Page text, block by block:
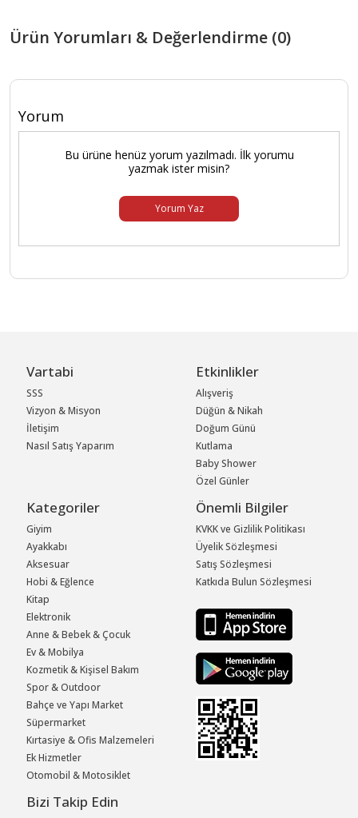
Ürün Yorumları & Değerlendirme (0)
Yorum
Bu ürüne henüz yorum yazılmadı. İlk yorumu
yazmak ister misin?
Yorum Yaz
Vartabi
SSS
Vizyon & Misyon
İletişim
Nasıl Satış Yaparım
Etkinlikler
Alışveriş
Düğün & Nikah
Doğum Günü
Kutlama
Baby Shower
Özel Günler
Kategoriler
Giyim
Ayakkabı
Aksesuar
Hobi & Eğlence
Kitap
Elektronik
Anne & Bebek & Çocuk
Ev & Mobilya
Kozmetik & Kişisel Bakım
Spor & Outdoor
Bahçe ve Yapı Market
Süpermarket
Kırtasiye & Ofis Malzemeleri
Ek Hizmetler
Otomobil & Motosiklet
Önemli Bilgiler
KVKK ve Gizlilik Politikası
Üyelik Sözleşmesi
Satış Sözleşmesi
Katkıda Bulun Sözleşmesi
Bizi Takip Edin